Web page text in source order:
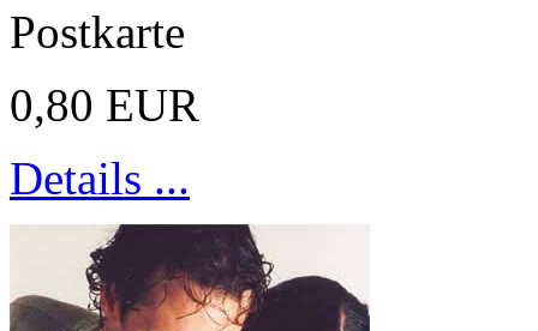
Postkarte
0,80 EUR
Details ...